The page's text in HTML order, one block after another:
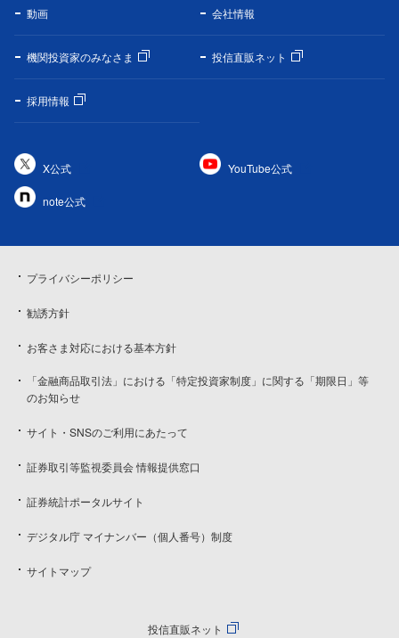
動画 会社情報
機関投資家のみなさま 投信直販ネット
採用情報
X公式 YouTube公式
note公式
プライバシーポリシー
勧誘方針
お客さま対応における基本方針
「金融商品取引法」における「特定投資家制度」に関する「期限日」等
のお知らせ
サイト・SNSのご利用にあたって
証券取引等監視委員会 情報提供窓口
証券統計ポータルサイト
デジタル庁 マイナンバー（個人番号）制度
サイトマップ
投信直販ネット